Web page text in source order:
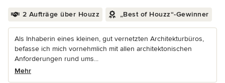
2 Aufträge über Houzz „Best of Houzz“-Gewinner
Als Inhaberin eines kleinen, gut vernetzten Architekturbüros,
befasse ich mich vornehmlich mit allen architektonischen
Anforderungen rund ums...
Mehr